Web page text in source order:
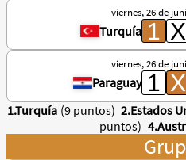
viernes, 26 de
Turquía
viernes, 26 de
Paraguay
1.Turquía (9 puntos) 2.Estados
puntos)